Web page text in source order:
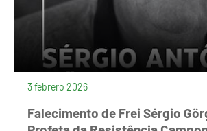
3 febrero 2026
Falecimento de Frei Sérgio